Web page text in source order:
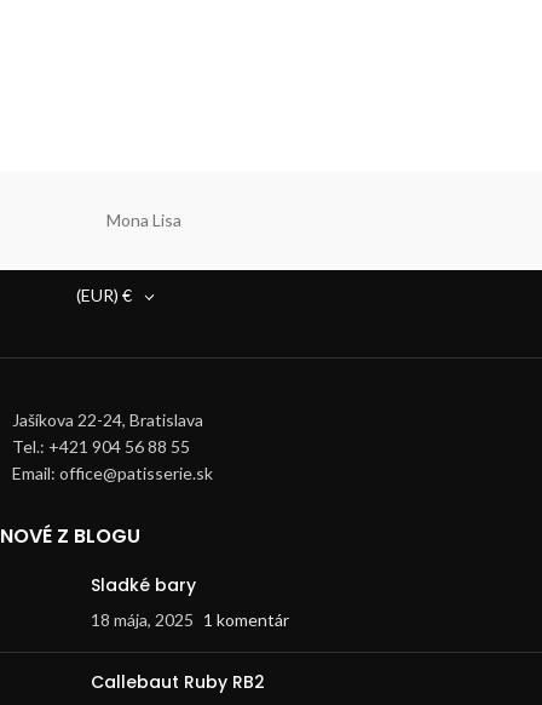
Mona Lisa
(EUR) €
Jašíkova 22-24, Bratislava
Tel.: +421 904 56 88 55
Email: office@patisserie.sk
NOVÉ Z BLOGU
Sladké bary
18 mája, 2025 1 komentár
Callebaut Ruby RB2